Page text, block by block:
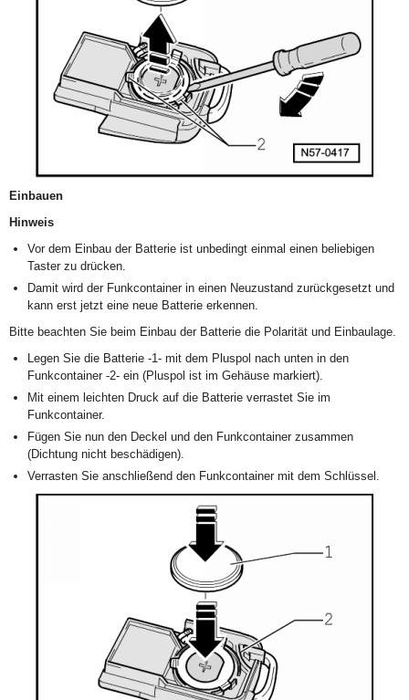
Einbauen
Hinweis
Vor dem Einbau der Batterie ist unbedingt einmal einen beliebigen
Taster zu drücken.
Damit wird der Funkcontainer in einen Neuzustand zurückgesetzt und
kann erst jetzt eine neue Batterie erkennen.
Bitte beachten Sie beim Einbau der Batterie die Polarität und Einbaulage.
Legen Sie die Batterie -1- mit dem Pluspol nach unten in den
Funkcontainer -2- ein (Pluspol ist im Gehäuse markiert).
Mit einem leichten Druck auf die Batterie verrastet Sie im
Funkcontainer.
Fügen Sie nun den Deckel und den Funkcontainer zusammen
(Dichtung nicht beschädigen).
Verrasten Sie anschließend den Funkcontainer mit dem Schlüssel.